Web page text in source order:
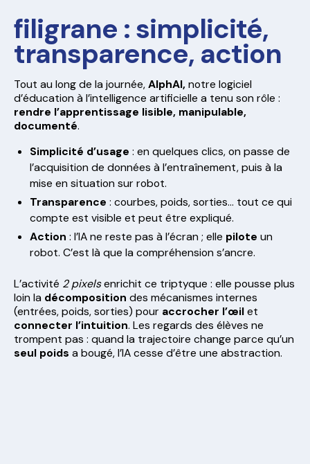
filigrane : simplicité,
transparence, action
Tout au long de la journée,AlphAI,notre logiciel
d’éducation à l’intelligence artificielle a tenu son rôle :
rendre l’apprentissage lisible, manipulable,
documenté.
Simplicité d’usage : en quelques clics, on passe de
l’acquisition de données à l’entraînement, puis à la
mise en situation sur robot.
Transparence : courbes, poids, sorties… tout ce qui
compte est visible et peut être expliqué.
Action : l’IA ne reste pas à l’écran ; elle pilote un
robot. C’est là que la compréhension s’ancre.
L’activité 2 pixelsenrichit ce triptyque : elle pousse plus
loin la décomposition des mécanismes internes
(entrées, poids, sorties) pour accrocher l’œilet
connecter l’intuition. Les regards des élèves ne
trompent pas : quand la trajectoire change parce qu’un
seul poids a bougé, l’IA cesse d’être une abstraction.